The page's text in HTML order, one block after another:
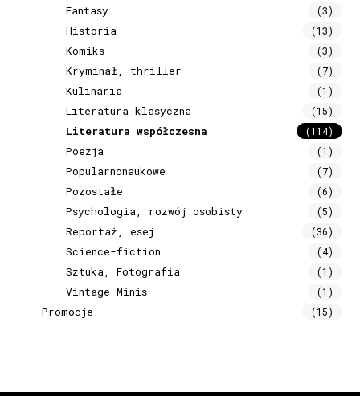
Fantasy (3)
Historia (13)
Komiks (3)
Kryminał, thriller (7)
Kulinaria (1)
Literatura klasyczna (15)
Literatura współczesna (114)
Poezja (1)
Popularnonaukowe (7)
Pozostałe (6)
Psychologia, rozwój osobisty (5)
Reportaż, esej (36)
Science-fiction (4)
Sztuka, Fotografia (1)
Vintage Minis (1)
Promocje (15)